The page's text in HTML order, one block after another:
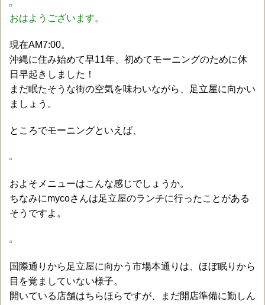
おはようございます。
現在AM7:00。
沖縄に住み始めて早11年、初めてモーニングのために休
日早起きしました！
まだ眠たそうな街の空気を味わいながら、足立屋に向かい
ましょう。
ところでモーニングといえば、
およそメニューはこんな感じでしょうか。
ちなみにmycoさんは足立屋のランチに行ったことがある
そうですよ。
国際通りから足立屋に向かう市場本通りは、ほぼ眠りから
目を覚ましていない様子。
開いている店舗はちらほらですが、まだ開店準備に勤しん